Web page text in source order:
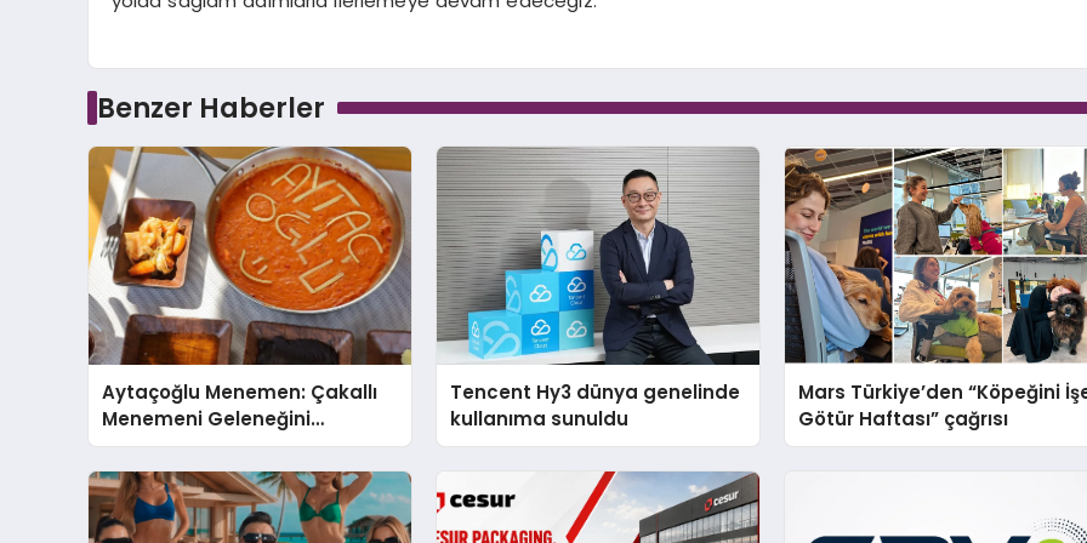
Benzer Haberler
Aytaçoğlu Menemen: Çakallı
Menemeni Geleneğini
Yaşatan Aile İşletmesi
Tencent Hy3 dünya genelinde
kullanıma sunuldu
Mars Türkiye’den “Köpeğini
Götür Haftası” çağrısı